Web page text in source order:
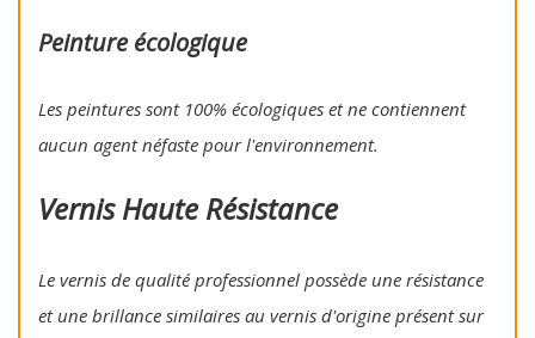
Peinture écologique
Les peintures sont 100% écologiques et ne contiennent
aucun agent néfaste pour l'environnement.
Vernis Haute Résistance
Le vernis de qualité professionnel possède une résistance
et une brillance similaires au vernis d'origine présent sur